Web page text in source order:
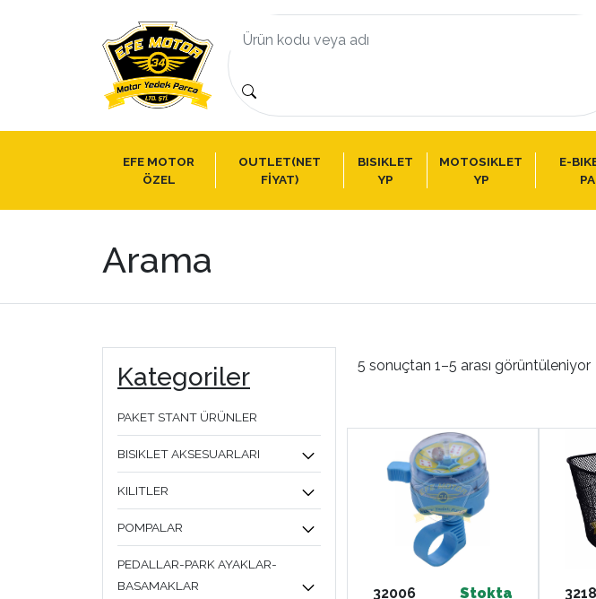
EFE MOTOR
ÖZEL
OUTLET(NET
FİYAT)
BISIKLET
YP
MOTOSIKLET
YP
E-
Arama
Kategoriler
PAKET STANT ÜRÜNLER
BISIKLET AKSESUARLARI
KILITLER
POMPALAR
PEDALLAR-PARK AYAKLAR-
BASAMAKLAR
5 sonuçtan 1–5 arası görüntüleniyor
32006
Stokta